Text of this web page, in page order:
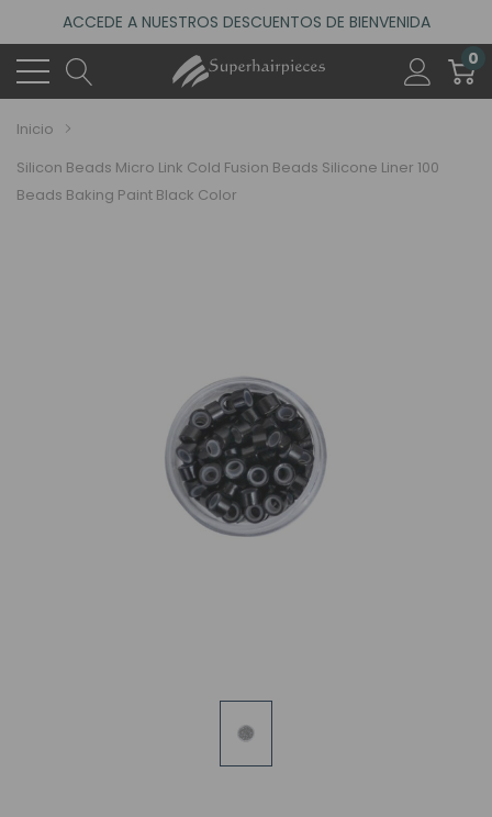
(485 reseñas)
VISITA NUESTRO NUEVO SALÓN EN MADRID
ACCEDE A NUESTROS DESCUENTOS DE BIENVENIDA
4.6
0
Inicio
Silicon Beads Micro Link Cold Fusion Beads Silicone Liner 100
Beads Baking Paint Black Color